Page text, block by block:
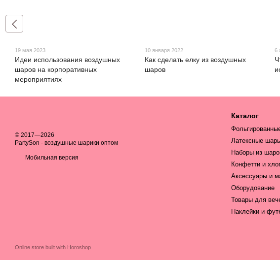
19 мая 2023
Идеи использования воздушных
шаров на корпоративных
мероприятиях
10 января 2022
Как сделать елку из воздушных
шаров
6
© 2017—2026
PartySon - воздушные шарики оптом
Мобильная версия
Online store built with Horoshop
Каталог
Латексные
Наборы из
Конфетти и
Аксессуары и
Оборудование
Товары для
Наклейки и